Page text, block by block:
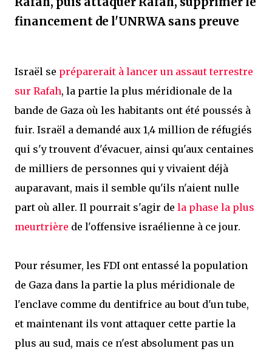
financement de l'UNRWA sans preuve
Israël se préparerait à lancer un assaut terrestre
sur Rafah, la partie la plus méridionale de la
bande de Gaza où les habitants ont été poussés à
fuir. Israël a demandé aux 1,4 million de réfugiés
qui s'y trouvent d'évacuer, ainsi qu'aux centaines
de milliers de personnes qui y vivaient déjà
auparavant, mais il semble qu'ils n'aient nulle
part où aller. Il pourrait s'agir de la phase la plus
meurtrière de l'offensive israélienne à ce jour.
Pour résumer, les FDI ont entassé la population
de Gaza dans la partie la plus méridionale de
l'enclave comme du dentifrice au bout d'un tube,
et maintenant ils vont attaquer cette partie la
plus au sud, mais ce n'est absolument pas un